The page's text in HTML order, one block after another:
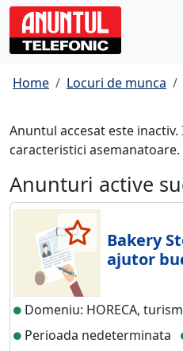
Home Locuri de munca
Anuntul accesat este
caracteristici asemanatoare.
Anunturi active
Bakery
ajutor
Domeniu: HORECA, turism
Perioada nedeterminata